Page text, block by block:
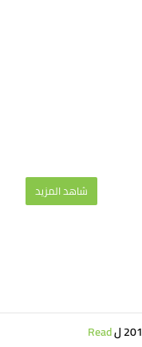
شاهد المزيد
Read